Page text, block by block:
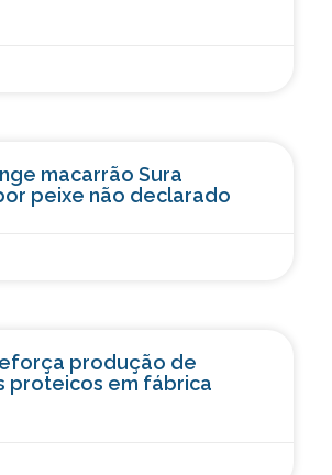
macarrão Sura
peixe não declarado
produção de
proteicos em fábrica